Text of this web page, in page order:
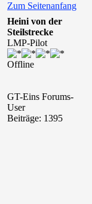
Zum Seitenanfang
Heini von der
Steilstrecke
LMP-Pilot
Offline
GT-Eins Forums-
User
Beiträge: 1395